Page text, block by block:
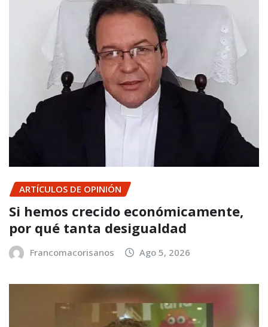
ARTÍCULOS DE OPINIÓN
Si hemos crecido económicamente,
por qué tanta desigualdad
Francomacorisanos Ago 5, 2026